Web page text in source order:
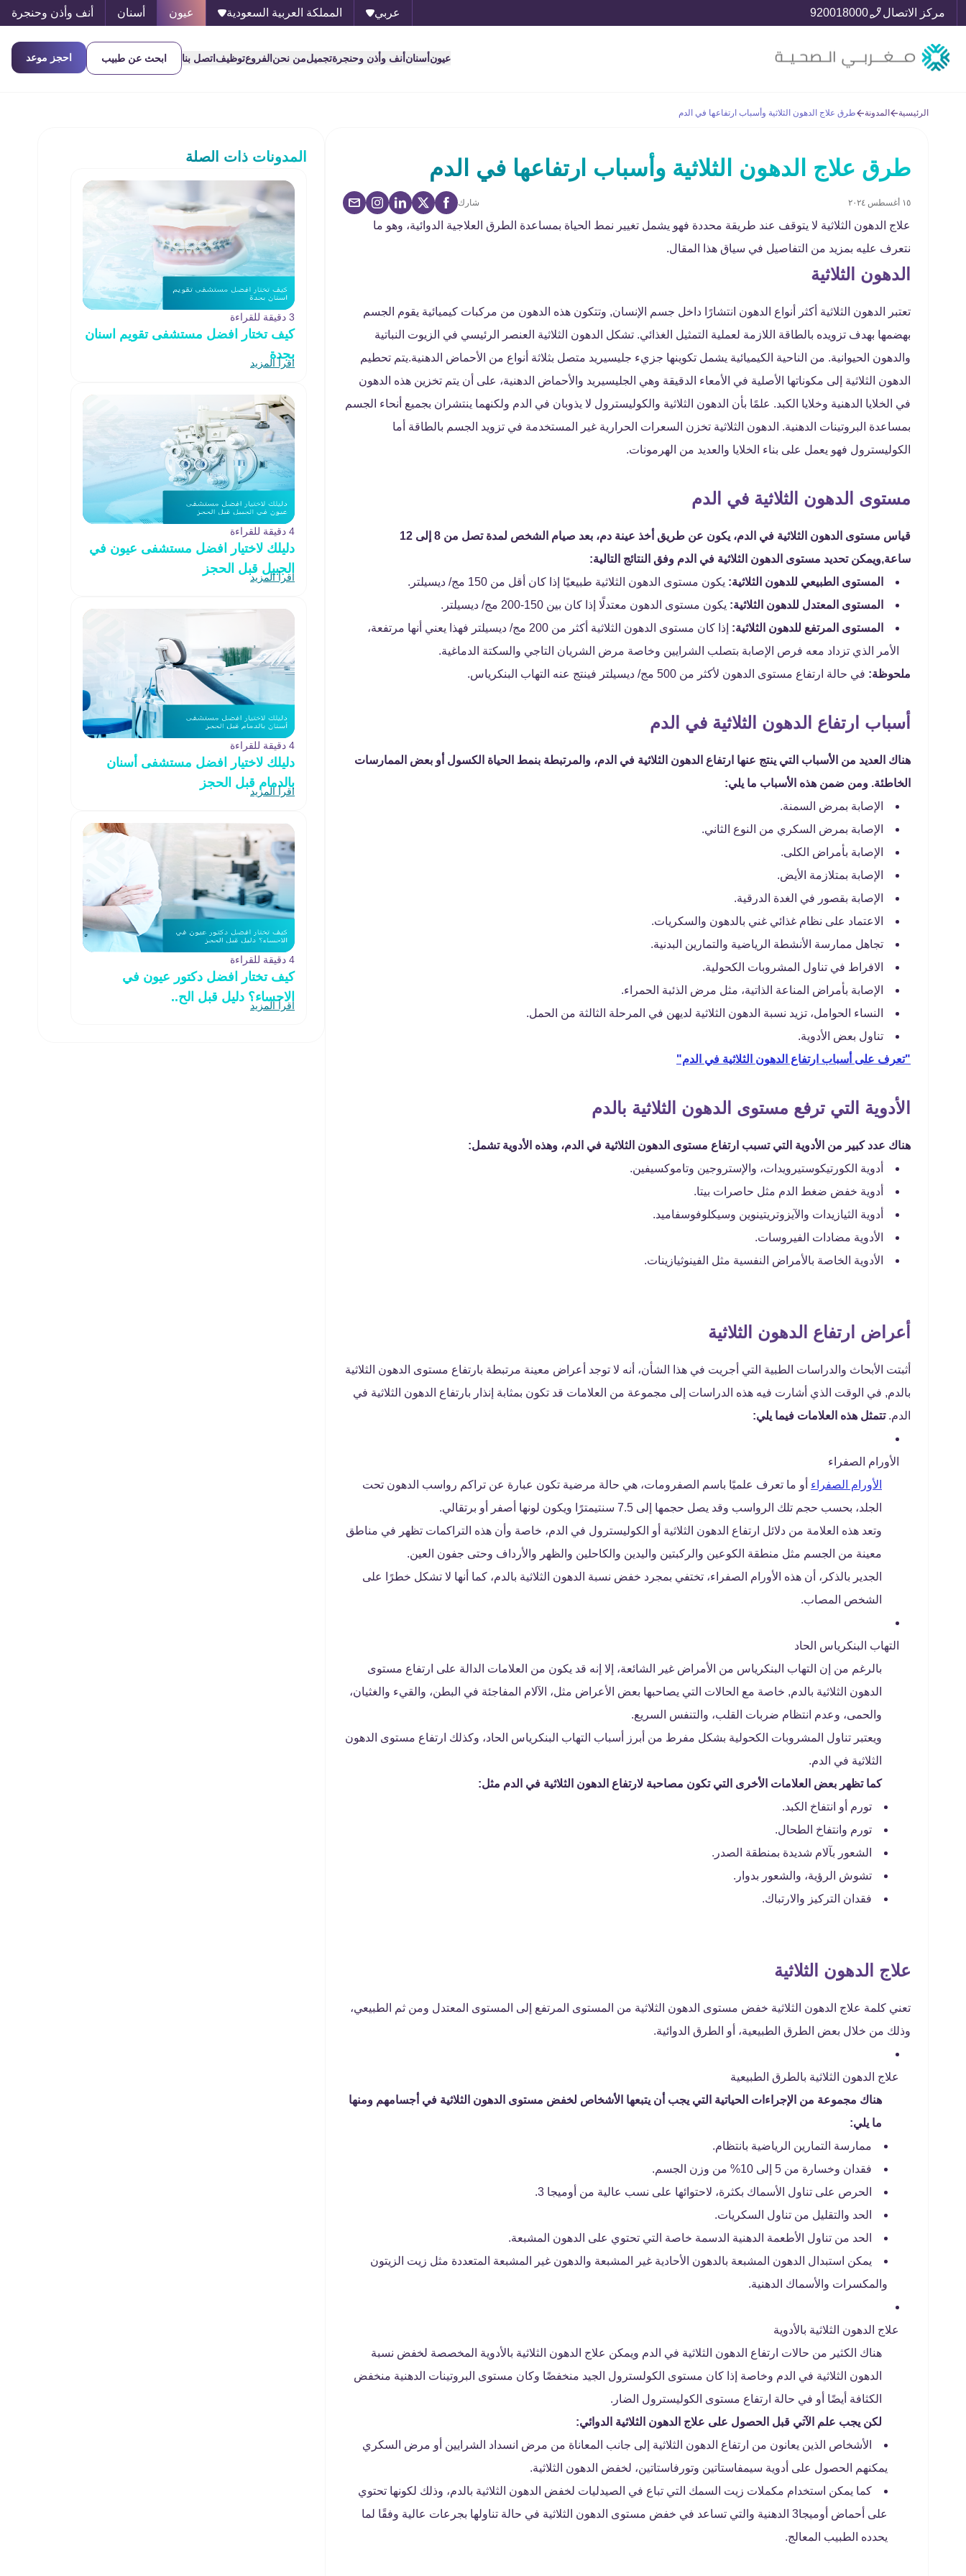
مركز الاتصال 920018000 عربي المملكة العربية السعودية عيون أسنان أنف وأذن وحنجرة
عيون أسنان أنف وأذن وحنجرةتجميلمن نحن الفروعتوظيف اتصل بنا ابحث عن طبيب احجز موعد
الرئيسية المدونة طرق علاج الدهون الثلاثية وأسباب ارتفاعها في الدم
طرق علاج الدهون الثلاثية وأسباب ارتفاعها في الدم
١٥ أغسطس ٢٠٢٤ شارك
علاج الدهون الثلاثية لا يتوقف عند طريقة محددة فهو يشمل تغيير نمط الحياة بمساعدة الطرق العلاجية الدوائية، وهو ما
نتعرف عليه بمزيد من التفاصيل في سياق هذا المقال.
الدهون الثلاثية
تعتبر الدهون الثلاثية أكثر أنواع الدهون انتشارًا داخل جسم الإنسان, وتتكون هذه الدهون من مركبات كيميائية يقوم الجسم
بهضمها بهدف تزويده بالطاقة اللازمة لعملية التمثيل الغذائي. تشكل الدهون الثلاثية العنصر الرئيسي في الزيوت النباتية
والدهون الحيوانية. من الناحية الكيميائية يشمل تكوينها جزيء جليسيريد متصل بثلاثة أنواع من الأحماض الدهنية.يتم تحطيم
الدهون الثلاثية إلى مكوناتها الأصلية في الأمعاء الدقيقة وهي الجليسيريد والأحماض الدهنية، على أن يتم تخزين هذه الدهون
في الخلايا الدهنية وخلايا الكبد. علمًا بأن الدهون الثلاثية والكوليسترول لا يذوبان في الدم ولكنهما ينتشران بجميع أنحاء الجسم
بمساعدة البروتينات الدهنية. الدهون الثلاثية تخزن السعرات الحرارية غير المستخدمة في تزويد الجسم بالطاقة أما
الكوليسترول فهو يعمل على بناء الخلايا والعديد من الهرمونات.
مستوى الدهون الثلاثية في الدم
قياس مستوى الدهون الثلاثية في الدم، يكون عن طريق أخذ عينة دم، بعد صيام الشخص لمدة تصل من 8 إلى 12
ساعة,ويمكن تحديد مستوى الدهون الثلاثية في الدم وفق النتائج التالية:
المستوى الطبيعي للدهون الثلاثية: يكون مستوى الدهون الثلاثية طبيعيًا إذا كان أقل من 150 مج/ ديسيلتر.
المستوى المعتدل للدهون الثلاثية: يكون مستوى الدهون معتدلًا إذا كان بين 150-200 مج/ ديسيلتر.
المستوى المرتفع للدهون الثلاثية:
إذا كان مستوى الدهون الثلاثية أكثر من 200 مج/ ديسيلتر فهذا يعني أنها مرتفعة،
الأمر الذي تزداد معه فرص الإصابة بتصلب الشرايين وخاصة مرض الشريان التاجي والسكتة الدماغية.
ملحوظة: في حالة ارتفاع مستوى الدهون لأكثر من 500 مج/ ديسيلتر فينتج عنه التهاب البنكرياس.
أسباب ارتفاع الدهون الثلاثية في الدم
هناك العديد من الأسباب التي ينتج عنها ارتفاع الدهون الثلاثية في الدم، والمرتبطة بنمط الحياة الكسول أو بعض الممارسات
الخاطئة. ومن ضمن هذه الأسباب ما يلي:
الإصابة بمرض السمنة.
الإصابة بمرض السكري من النوع الثاني.
الإصابة بأمراض الكلى.
الإصابة بمتلازمة الأيض.
الإصابة بقصور في الغدة الدرقية.
الاعتماد على نظام غذائي غني بالدهون والسكريات.
تجاهل ممارسة الأنشطة الرياضية والتمارين البدنية.
الافراط في تناول المشروبات الكحولية.
الإصابة بأمراض المناعة الذاتية، مثل مرض الذئبة الحمراء.
النساء الحوامل، تزيد نسبة الدهون الثلاثية لديهن في المرحلة الثالثة من الحمل.
تناول بعض الأدوية.
"تعرف على أسباب ارتفاع الدهون الثلاثية في الدم"
الأدوية التي ترفع مستوى الدهون الثلاثية بالدم
هناك عدد كبير من الأدوية التي تسبب ارتفاع مستوى الدهون الثلاثية في الدم، وهذه الأدوية تشمل:
أدوية الكورتيكوستيرويدات، والإستروجين وتاموكسيفين.
أدوية خفض ضغط الدم مثل حاصرات بيتا.
أدوية الثيازيدات والآيزوتريتينوين وسيكلوفوسفاميد.
الأدوية مضادات الفيروسات.
الأدوية الخاصة بالأمراض النفسية مثل الفينوثيازينات.
أعراض ارتفاع الدهون الثلاثية
أثبتت الأبحاث والدراسات الطبية التي أجريت في هذا الشأن، أنه لا توجد أعراض معينة مرتبطة بارتفاع مستوى الدهون الثلاثية
بالدم, في الوقت الذي أشارت فيه هذه الدراسات إلى مجموعة من العلامات قد تكون بمثابة إنذار بارتفاع الدهون الثلاثية في
الدم.تتمثل هذه العلامات فيما يلي:
الأورام الصفراء
الأورام الصفراء أو ما تعرف علميًا باسم الصفرومات، هي حالة مرضية تكون عبارة عن تراكم رواسب الدهون تحت
الجلد، بحسب حجم تلك الرواسب وقد يصل حجمها إلى 7.5 سنتيمترًا ويكون لونها أصفر أو برتقالي.
وتعد هذه العلامة من دلائل ارتفاع الدهون الثلاثية أو الكوليسترول في الدم، خاصة وأن هذه التراكمات تظهر في مناطق
معينة من الجسم مثل منطقة الكوعين والركبتين واليدين والكاحلين والظهر والأرداف وحتى جفون العين.
الجدير بالذكر، أن هذه الأورام الصفراء، تختفي بمجرد خفض نسبة الدهون الثلاثية بالدم، كما أنها لا تشكل خطرًا على
الشخص المصاب.
التهاب البنكرياس الحاد
بالرغم من إن التهاب البنكرياس من الأمراض غير الشائعة، إلا إنه قد يكون من العلامات الدالة على ارتفاع مستوى
الدهون الثلاثية بالدم, خاصة مع الحالات التي يصاحبها بعض الأعراض مثل، الآلام المفاجئة في البطن، والقيء والغثيان،
والحمى، وعدم انتظام ضربات القلب، والتنفس السريع.
ويعتبر تناول المشروبات الكحولية بشكل مفرط من أبرز أسباب التهاب البنكرياس الحاد، وكذلك ارتفاع مستوى الدهون
الثلاثية في الدم.
كما تظهر بعض العلامات الأخرى التي تكون مصاحبة لارتفاع الدهون الثلاثية في الدم مثل:
تورم أو انتفاخ الكبد.
تورم وانتفاخ الطحال.
الشعور بآلام شديدة بمنطقة الصدر.
تشوش الرؤية، والشعور بدوار.
فقدان التركيز والارتباك.
علاج الدهون الثلاثية
تعني كلمة علاج الدهون الثلاثية خفض مستوى الدهون الثلاثية من المستوى المرتفع إلى المستوى المعتدل ومن ثم الطبيعي،
وذلك من خلال بعض الطرق الطبيعية، أو الطرق الدوائية.
علاج الدهون الثلاثية بالطرق الطبيعية
هناك مجموعة من الإجراءات الحياتية التي يجب أن يتبعها الأشخاص لخفض مستوى الدهون الثلاثية في أجسامهم ومنها
ما يلي:
ممارسة التمارين الرياضية بانتظام.
فقدان وخسارة من 5 إلى 10% من وزن الجسم.
الحرص على تناول الأسماك بكثرة، لاحتوائها على نسب عالية من أوميجا 3.
الحد والتقليل من تناول السكريات.
الحد من تناول الأطعمة الدهنية الدسمة خاصة التي تحتوي على الدهون المشبعة.
يمكن استبدال الدهون المشبعة بالدهون الأحادية غير المشبعة والدهون غير المشبعة المتعددة مثل زيت الزيتون
والمكسرات والأسماك الدهنية.
علاج الدهون الثلاثية بالأدوية
هناك الكثير من حالات ارتفاع الدهون الثلاثية في الدم ويمكن علاج الدهون الثلاثية بالأدوية المخصصة لخفض نسبة
الدهون الثلاثية في الدم وخاصة إذا كان مستوى الكولسترول الجيد منخفضًا وكان مستوى البروتينات الدهنية منخفض
الكثافة أيضًا أو في حالة ارتفاع مستوى الكوليسترول الضار.
لكن يجب علم الآتي قبل الحصول على علاج الدهون الثلاثية الدوائي:
الأشخاص الذين يعانون من ارتفاع الدهون الثلاثية إلى جانب المعاناة من مرض انسداد الشرايين أو مرض السكري
يمكنهم الحصول على أدوية سيمفاستاتين وتورفاستاتين، لخفض الدهون الثلاثية.
كما يمكن استخدام مكملات زيت السمك التي تباع في الصيدليات لخفض الدهون الثلاثية بالدم، وذلك لكونها تحتوي
على أحماض أوميجا3 الدهنية والتي تساعد في خفض مستوى الدهون الثلاثية في حالة تناولها بجرعات عالية وفقًا لما
يحدده الطبيب المعالج.
المدونات ذات الصلة
3 دقيقة للقراءة
كيف تختار افضل مستشفى تقويم اسنان
بجدة
اقرأ المزيد
4 دقيقة للقراءة
دليلك لاختيار افضل مستشفى عيون في
الجبيل قبل الحجز
اقرأ المزيد
4 دقيقة للقراءة
دليلك لاختيار افضل مستشفى أسنان
بالدمام قبل الحجز
اقرأ المزيد
4 دقيقة للقراءة
كيف تختار افضل دكتور عيون في
الاحساء؟ دليل قبل الح..
اقرأ المزيد